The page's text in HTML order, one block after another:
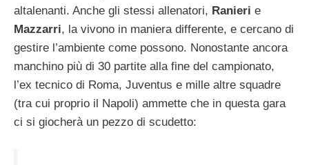
altalenanti. Anche gli stessi allenatori, Ranieri e
Mazzarri, la vivono in maniera differente, e cercano di
gestire l’ambiente come possono. Nonostante ancora
manchino più di 30 partite alla fine del campionato,
l’ex tecnico di Roma, Juventus e mille altre squadre
(tra cui proprio il Napoli) ammette che in questa gara
ci si giocherà un pezzo di scudetto: